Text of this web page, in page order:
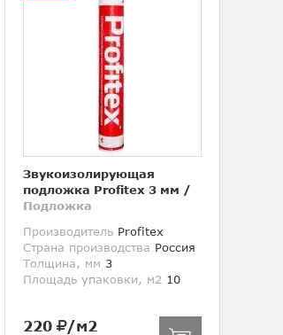
Звукоизолирующая
подложка Profitex 3 мм /
Подложка
Производитель Profitex
Страна производства Россия
Толщина, мм 3
Площадь упаковки, м2 10
220 /м2